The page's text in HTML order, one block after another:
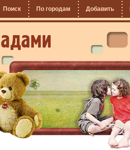
Поиск По городам Добавить